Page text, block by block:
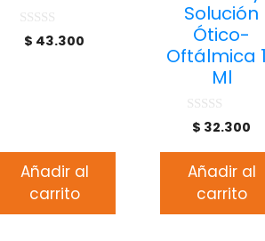
0
d$ 43.300
Añadir al
carrito
Solución
Ótico-
Oftálmica
Ml
0
d$ 32.300
Añadir al
carrito